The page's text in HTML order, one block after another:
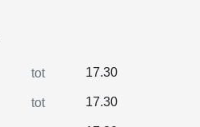
tot 17.30
tot 17.30